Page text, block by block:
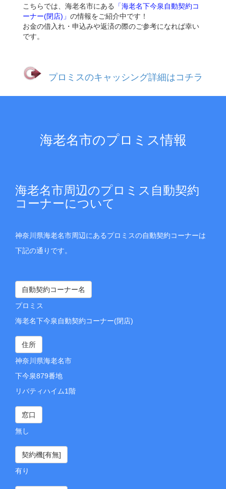
こちらでは、海老名市にある
「海老名下今泉自動契約コ
ーナー(閉店)」 の情報をご紹介中です！
お金の借入れ・申込みや返済の際のご参考になれば幸い
です。
プロミスのキャッシング詳細はコチラ
海老名市のプロミス情報
海老名市周辺のプロミス自動契約
コーナーについて
神奈川県海老名市周辺にあるプロミスの自動契約コーナーは
下記の通りです。
自動契約コーナー名
プロミス
海老名下今泉自動契約コーナー(閉店)
住所
神奈川県海老名市
下今泉879番地
リバティハイム1階
窓口
無し
契約機[有無]
有り